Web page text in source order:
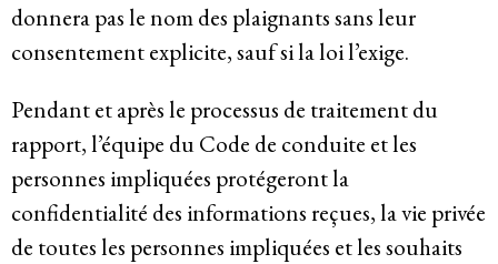
donnera pas le nom des plaignants sans leur
consentement explicite, sauf si la loi l’exige.
Pendant et après le processus de traitement du
rapport, l’équipe du Code de conduite et les
personnes impliquées protégeront la
confidentialité des informations reçues, la vie privée
de toutes les personnes impliquées et les souhaits